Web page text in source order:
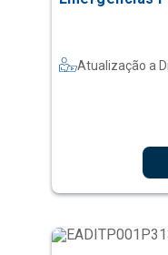
Atualização a